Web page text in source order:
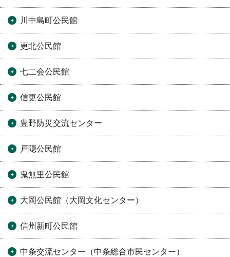
川中島町公民館
更北公民館
七二会公民館
信更公民館
豊野防災交流センター
戸隠公民館
鬼無里公民館
大岡公民館（大岡文化センター）
信州新町公民館
中条交流センター（中条総合市民センター）